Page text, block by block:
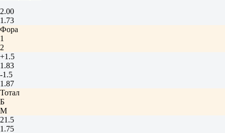
2.00
1.73
Фора
1
2
+1.5
1.83
-1.5
1.87
Тотал
Б
М
21.5
1.75